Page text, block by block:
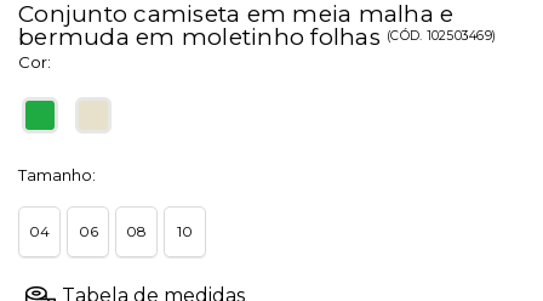
Conjunto camiseta em meia malha e
bermuda em moletinho folhas (CÓD. 102503469)
Cor:
Tamanho:
04 06 08 10